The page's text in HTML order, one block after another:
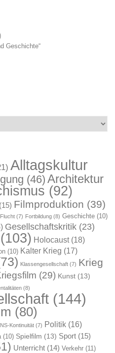
Geschichte“
Alltagskultur
(46) Architektur
(92)
(15) Filmproduktion (39)
Flucht (7) Fortbildung (8) Geschichte (10)
Gesellschaftskritik (23)
(103) Holocaust(18)
(10) Kalter Krieg (17)
Klassengesellschaft (7) Krieg
(29) Kunst (13)
(8)
(144)
(80)
NS-Kontinuität (7) Politik (16)
(10) Spielfilm (13) Sport (15)
Unterricht (14) Verkehr (11)